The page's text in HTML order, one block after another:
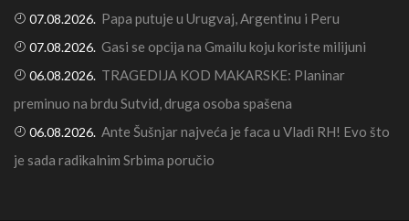
07.08.2026. Papa putuje u Urugvaj, Argentinu i Peru
07.08.2026. Gasi se opcija na Gmailu koju koriste milijuni
06.08.2026. TRAGEDIJA KOD MAKARSKE: Planinar
preminuo na brdu Sutvid, druga osoba spašena
06.08.2026. Ante Šušnjar najveća je faca u Vladi RH! Evo što
je sada radikalnim Srbima poručio